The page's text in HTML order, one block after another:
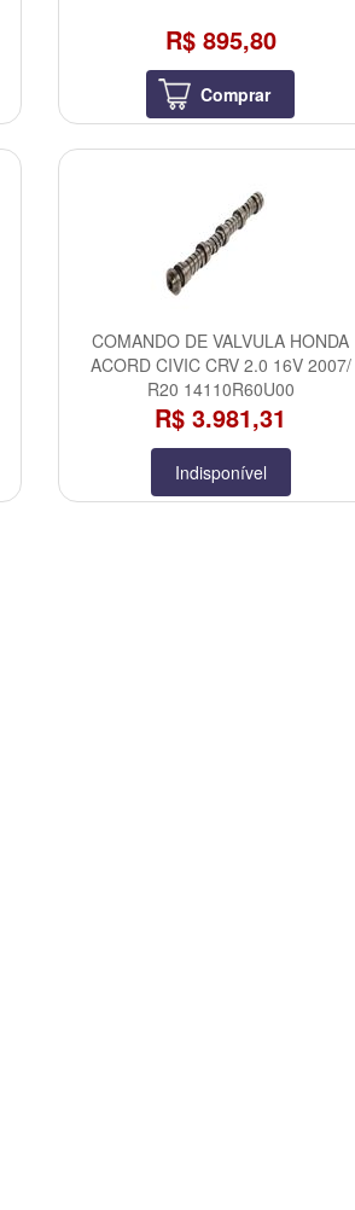
R$ 895,80
Comprar
COMANDO DE VALVULA HONDA
ACORD CIVIC CRV 2.0 16V 2007/
R20 14110R60U00
R$ 3.981,31
Indisponível